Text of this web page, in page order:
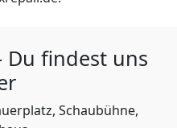
Du findest uns
Schaubühne,